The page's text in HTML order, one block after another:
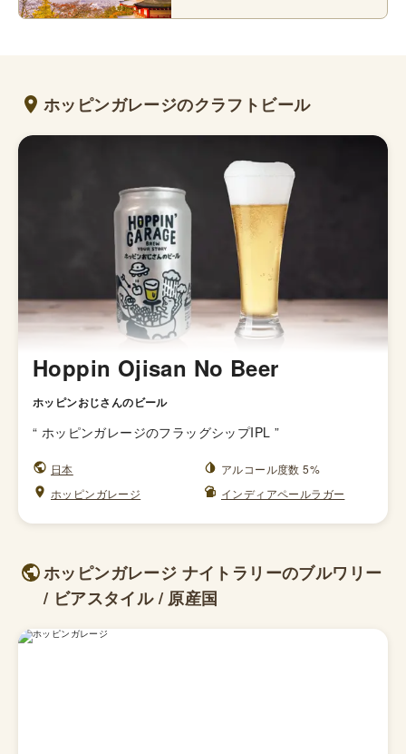
ホッピンガレージのクラフトビール
Hoppin Ojisan No Beer
ホッピンおじさんのビール
“ ホッピンガレージのフラッグシップIPL ”
日本
アルコール度数 5%
ホッピンガレージ
インディアペールラガー
ホッピンガレージ ナイトラリーのブルワリー
/ ビアスタイル / 原産国